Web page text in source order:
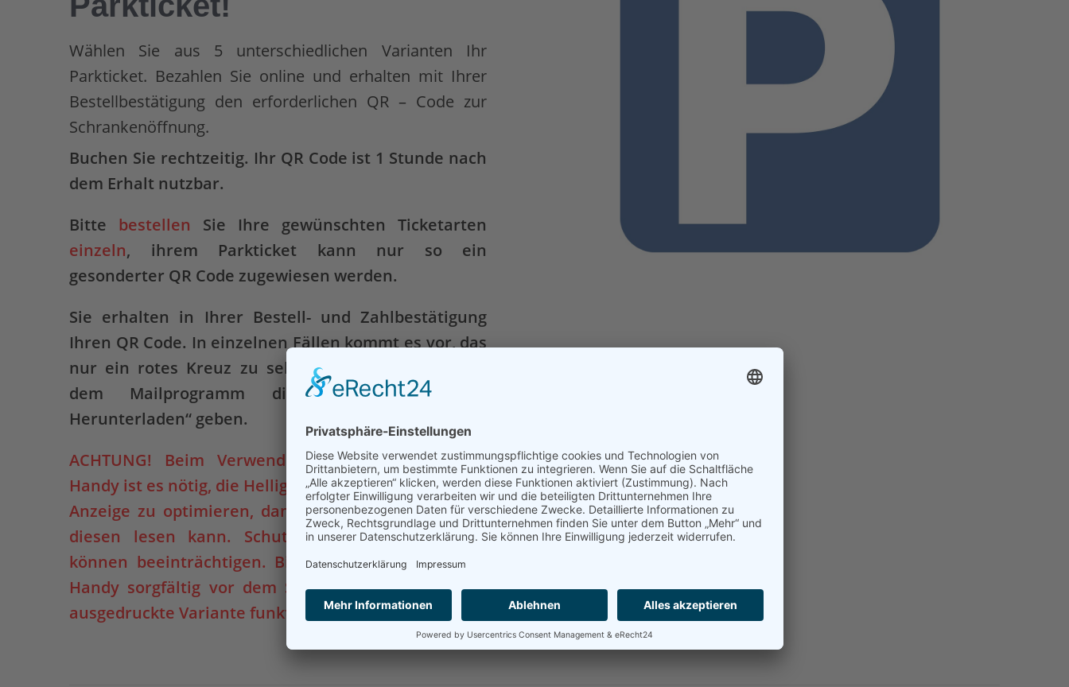
Wählen Sie aus 5 unterschiedlichen Varianten Ihr
Parkticket. Bezahlen Sie online und erhalten mit Ihrer
Bestellbestätigung den erforderlichen QR – Code zur
Schrankenöffnung.
Buchen Sie rechtzeitig. Ihr QR Code ist 1 Stunde nach
dem Erhalt nutzbar.
Bitte bestellen Sie Ihre gewünschten Ticketarten
einzeln, ihrem Parkticket kann nur so ein
gesonderter QR Code zugewiesen werden.
Sie erhalten in Ihrer Bestell- und Zahlbestätigung
Ihren QR Code. In einzelnen Fällen kommt es vor, das
nur ein rotes Kreuz zu sehen ist. Hier müssen sie
dem Mailprogramm die Anweisung „Bilder
Herunterladen“ geben.
ACHTUNG! Beim Verwenden des QR Codes vom
Handy ist es nötig, die Helligkeit und den Kontrast der
Anzeige zu optimieren, damit der QR Code Scanner
diesen lesen kann. Schutzfolien auf dem Handy
können beeinträchtigen. Bitte positionieren Sie Ihr
Handy sorgfältig vor dem Scanner. Eine auf Papier
ausgedruckte Variante funktioniert einwandfrei.